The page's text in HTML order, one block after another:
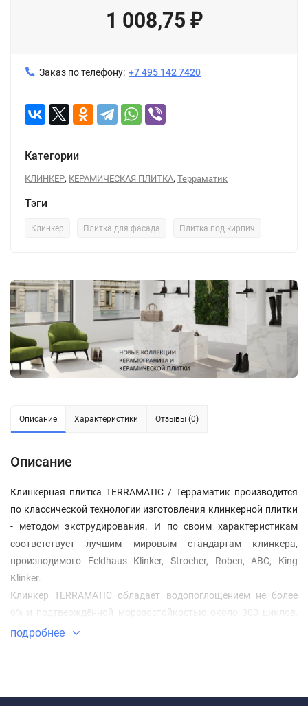
1 008,75 ₽
Заказ по телефону: +7 495 142 7420
Категории
КЛИНКЕР, КЕРАМИЧЕСКАЯ ПЛИТКА, Терраматик
Тэги
Клинкер Плитка для фасада Плитка под кирпич
Описание Характеристики Отзывы (0)
Описание
Клинкерная плитка TERRAMATIC / Терраматик производится
по классической технологии изготовления клинкерной плитки
- методом экструдирования. И по своим характеристикам
соответствует лучшим мировым стандартам клинкера,
производимого Feldhaus Klinker, Stroeher, Roben, ABC, King
Klinker.
Клинкер TERRAMATIC обладает водопоглощением не более
6% и подтверждённой морозостойкостью около 300 циклов,
высокой твёрдостью и огнеупорностью до 1150 С, устойчив к
ВНИМАНИЕ!Размер клинкерной плитки 240x71x14 мм и при
подробнее